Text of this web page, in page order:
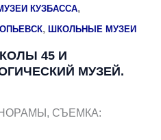
КУЗБАССА,
,ШКОЛЬНЫЕ МУЗЕИ
45 И
МУЗЕЙ.
СЪЕМКА: